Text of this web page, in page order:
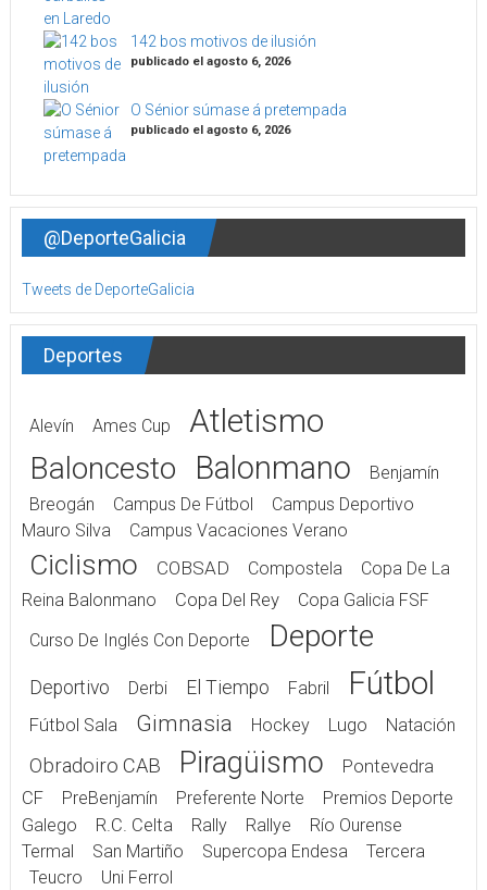
142 bos motivos de ilusión
publicado el agosto 6, 2026
O Sénior súmase á pretempada
publicado el agosto 6, 2026
@DeporteGalicia
Tweets de DeporteGalicia
Deportes
Alevín Ames Cup Atletismo
Baloncesto Balonmano
Benjamín
Breogán
Campus De Fútbol
Campus Deportivo
Mauro Silva
Campus Vacaciones Verano
Ciclismo COBSAD Compostela
Copa De La
Reina Balonmano
Copa Del Rey
Copa Galicia FSF
Curso De Inglés Con Deporte
Deporte
Deportivo Derbi El Tiempo Fabril Fútbol
Fútbol Sala Gimnasia Hockey Lugo Natación
Obradoiro CAB Piragüismo
Pontevedra
CF
PreBenjamín Preferente Norte
Premios Deporte
Galego
R.C. Celta Rally Rallye
Río Ourense
Termal
San Martiño Supercopa Endesa
Tercera
Teucro
Uni Ferrol